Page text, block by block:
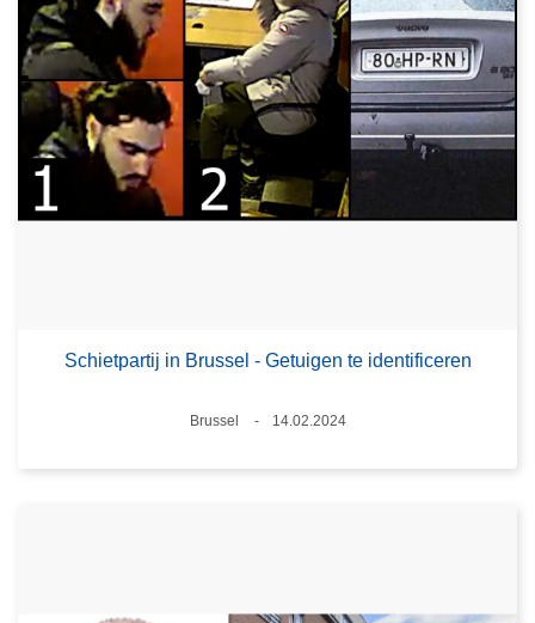
Schietpartij in Brussel - Getuigen te identificeren
Plaats
Brussel
14.02.2024